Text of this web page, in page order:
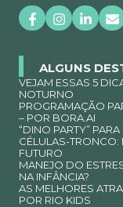
ALGUNS
VEJAM ESSAS 5
NOTURNO
PROGRAMAÇÃO
– POR BORA.AI
“DINO PARTY”
CÉLULAS-TRONCO:
FUTURO
MANEJO DO
NA INFÂNCIA?
AS MELHORES
POR RIO KIDS